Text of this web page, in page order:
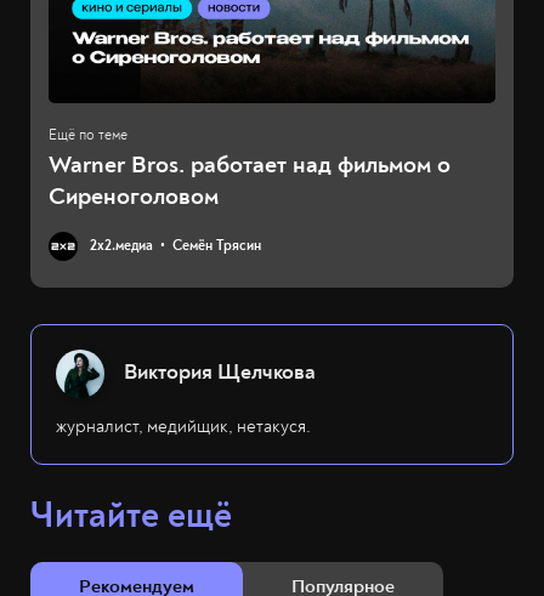
Warner Bros. работает над фильмом о
Сиреноголовом
2х2.медиа Семён Трясин
Виктория Щелчкова
журналист, медийщик, нетакуся.
Читайте ещё
Рекомендуем Популярное